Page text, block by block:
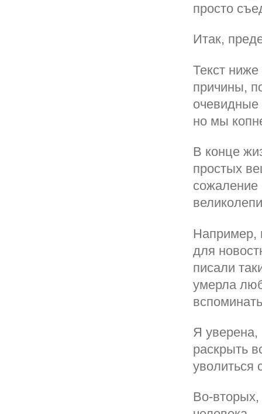
просто
Итак,
Текст
причины,
очевидные
но мы
В конце
простых
сожаление
Например,
для
писали
умерла
Я
раскрыть
Во-вторых,